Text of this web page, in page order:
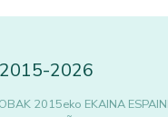
2015-2026
2015eko EKAINA